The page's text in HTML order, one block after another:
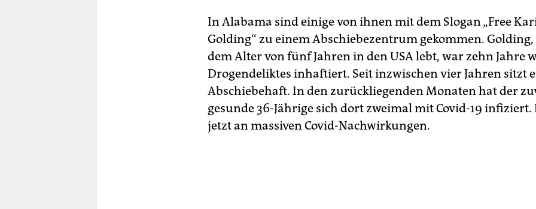
In Alabama sind einige von ihnen mit dem Slogan „Free
Golding“ zu einem Abschiebezentrum gekommen. Golding,
dem Alter von fünf Jahren in den USA lebt, war zehn Jahre
Drogendeliktes inhaftiert. Seit inzwischen vier Jahren sitzt
Abschiebehaft. In den zurückliegenden Monaten hat der
gesunde 36-Jährige sich dort zweimal mit Covid-19 infiziert.
jetzt an massiven Covid-Nachwirkungen.